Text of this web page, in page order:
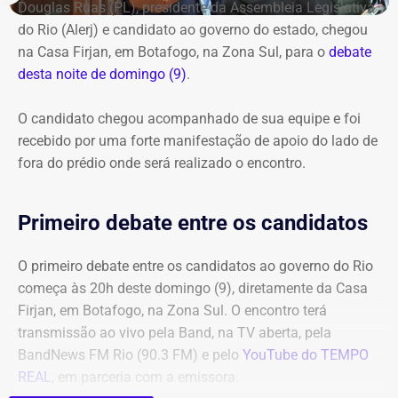
Douglas Ruas (PL), presidente da Assembleia Legislativa
do Rio (Alerj) e candidato ao governo do estado, chegou
na Casa Firjan, em Botafogo, na Zona Sul, para o debate
desta noite de domingo (9).
O candidato chegou acompanhado de sua equipe e foi
recebido por uma forte manifestação de apoio do lado de
fora do prédio onde será realizado o encontro.
Primeiro debate entre os candidatos
O primeiro debate entre os candidatos ao governo do Rio
começa às 20h deste domingo (9), diretamente da Casa
Firjan, em Botafogo, na Zona Sul. O encontro terá
transmissão ao vivo pela Band, na TV aberta, pela
BandNews FM Rio (90.3 FM) e pelo YouTube do TEMPO
REAL , em parceria com a emissora.